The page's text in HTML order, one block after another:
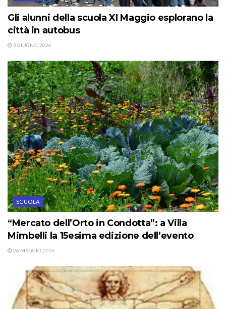
Gli alunni della scuola XI Maggio esplorano la
città in autobus
9 GIUGNO, 2026
SCUOLA
“Mercato dell’Orto in Condotta”: a Villa
Mimbelli la 15esima edizione dell’evento
26 MAGGIO, 2026